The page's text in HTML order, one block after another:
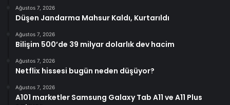
Ağustos 7, 2026
Düşen Jandarma Mahsur Kaldı, Kurtarıldı
Ağustos 7, 2026
Bilişim 500’de 39 milyar dolarlık dev hacim
Ağustos 7, 2026
Netflix hissesi bugün neden düşüyor?
Ağustos 7, 2026
A101 marketler Samsung Galaxy Tab A11 ve A11 Plus